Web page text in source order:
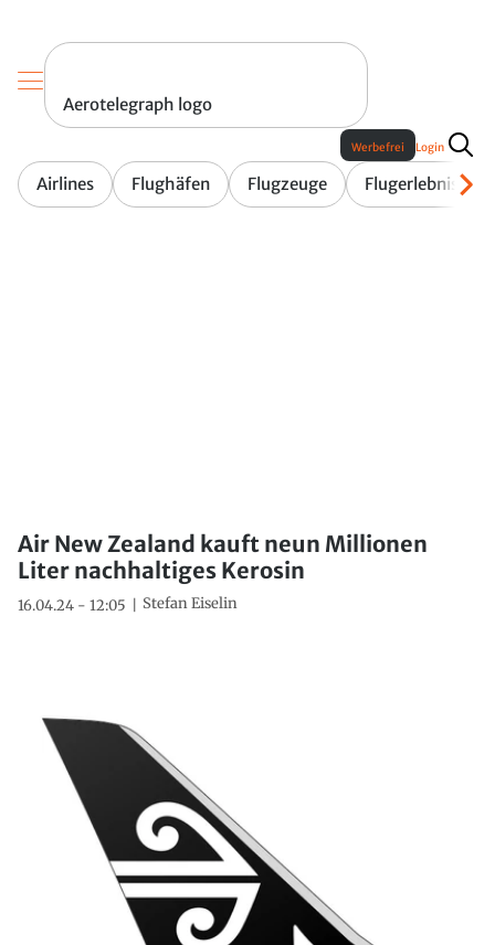
Aerotelegraph logo
Airlines Flughäfen Flugzeuge Flugerlebnis
Werbefrei Login
Air New Zealand kauft neun Millionen
Liter nachhaltiges Kerosin
16.04.24 - 12:05 Stefan Eiselin